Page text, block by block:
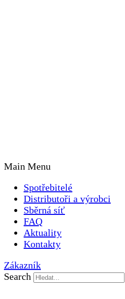
Main Menu
Spotřebitelé
Distributoři a výrobci
Sběrná síť
FAQ
Aktuality
Kontakty
Zákazník
Search